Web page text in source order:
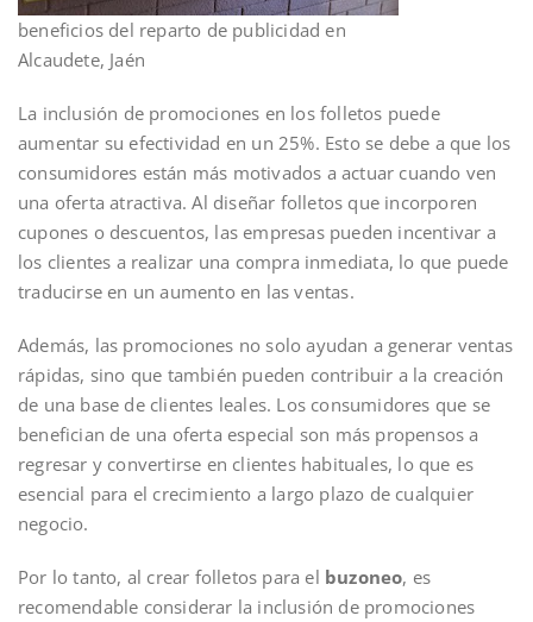
beneficios del reparto de publicidad en
Alcaudete, Jaén
La inclusión de promociones en los folletos puede
aumentar su efectividad en un 25%. Esto se debe a que los
consumidores están más motivados a actuar cuando ven
una oferta atractiva. Al diseñar folletos que incorporen
cupones o descuentos, las empresas pueden incentivar a
los clientes a realizar una compra inmediata, lo que puede
traducirse en un aumento en las ventas.
Además, las promociones no solo ayudan a generar ventas
rápidas, sino que también pueden contribuir a la creación
de una base de clientes leales. Los consumidores que se
benefician de una oferta especial son más propensos a
regresar y convertirse en clientes habituales, lo que es
esencial para el crecimiento a largo plazo de cualquier
negocio.
Por lo tanto, al crear folletos para el buzoneo, es
recomendable considerar la inclusión de promociones